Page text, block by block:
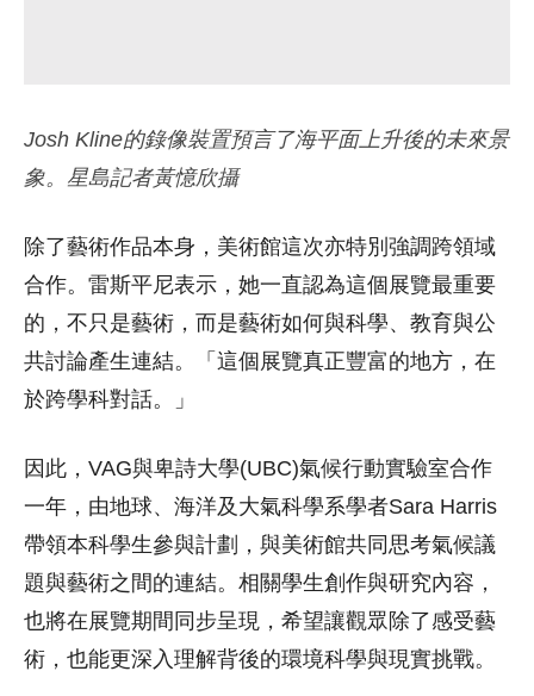
Josh Kline的錄像裝置預言了海平面上升後的未來景
象。星島記者黃憶欣攝
除了藝術作品本身，美術館這次亦特別強調跨領域
合作。雷斯平尼表示，她一直認為這個展覽最重要
的，不只是藝術，而是藝術如何與科學、教育與公
共討論產生連結。「這個展覽真正豐富的地方，在
於跨學科對話。」
因此，VAG與卑詩大學(UBC)氣候行動實驗室合作
一年，由地球、海洋及大氣科學系學者Sara Harris
帶領本科學生參與計劃，與美術館共同思考氣候議
題與藝術之間的連結。相關學生創作與研究內容，
也將在展覽期間同步呈現，希望讓觀眾除了感受藝
術，也能更深入理解背後的環境科學與現實挑戰。